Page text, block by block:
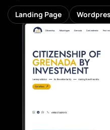
Landing Page